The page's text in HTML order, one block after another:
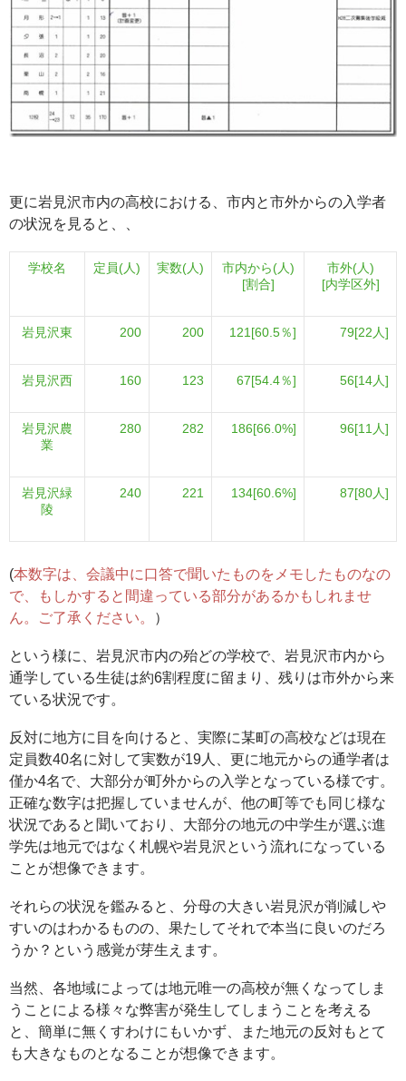
更に岩見沢市内の高校における、市内と市外からの入学者
の状況を見ると、、
学校名 定員(人) 実数(人)
市内から(人)
[割合]
市外(人)
[内学区外]
岩見沢東 200 200 121[60.5％] 79[22人]
岩見沢西 160 123 67[54.4％] 56[14人]
岩見沢農
業
280 282 186[66.0%] 96[11人]
岩見沢緑
陵
240 221 134[60.6%] 87[80人]
(本数字は、会議中に口答で聞いたものをメモしたものなの
で、もしかすると間違っている部分があるかもしれませ
ん。ご了承ください。
）
という様に、岩見沢市内の殆どの学校で、岩見沢市内から
通学している生徒は約6割程度に留まり、残りは市外から来
ている状況です。
反対に地方に目を向けると、実際に某町の高校などは現在
定員数40名に対して実数が19人、更に地元からの通学者は
僅か4名で、大部分が町外からの入学となっている様です。
正確な数字は把握していませんが、他の町等でも同じ様な
状況であると聞いており、大部分の地元の中学生が選ぶ進
学先は地元ではなく札幌や岩見沢という流れになっている
ことが想像できます。
それらの状況を鑑みると、分母の大きい岩見沢が削減しや
すいのはわかるものの、果たしてそれで本当に良いのだろ
うか？という感覚が芽生えます。
当然、各地域によっては地元唯一の高校が無くなってしま
うことによる様々な弊害が発生してしまうことを考える
と、簡単に無くすわけにもいかず、また地元の反対もとて
も大きなものとなることが想像できます。